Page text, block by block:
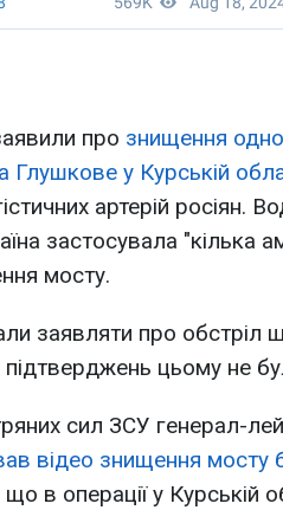
про знищення
Глушкове у Курській
артерій росіян.
застосувала "кілька
мосту.
заявляти про обстріл
цьому не
сил ЗСУ генерал-
відео знищення мосту
що в операції у Курській